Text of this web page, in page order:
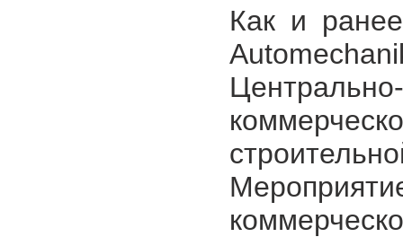
Как и